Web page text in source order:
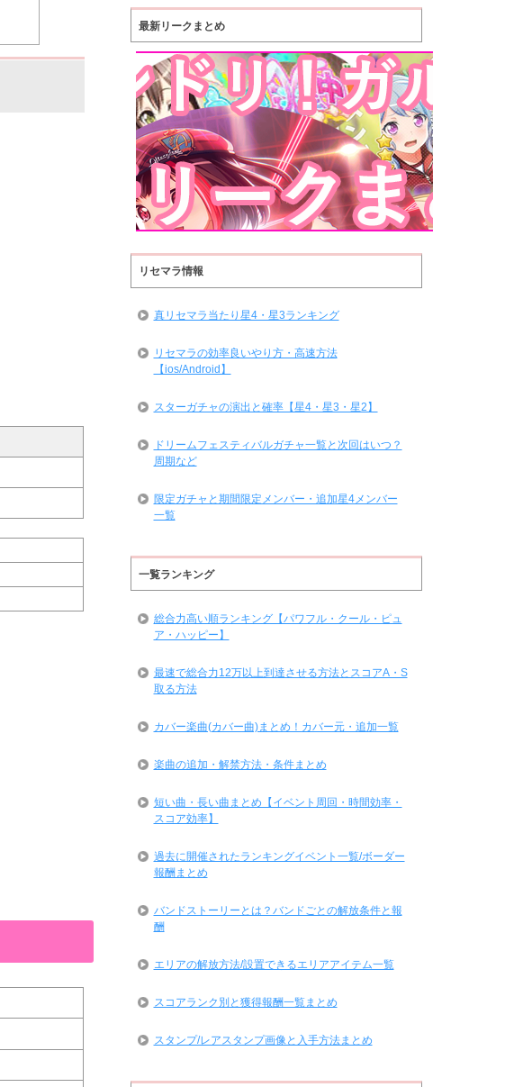
最新リークまとめ
リセマラ情報
真リセマラ当たり星4・星3ランキング
リセマラの効率良いやり方・高速方法
【ios/Android】
スターガチャの演出と確率【星4・星3・星2】
ドリームフェスティバルガチャ一覧と次回はいつ？
周期など
限定ガチャと期間限定メンバー・追加星4メンバー
一覧
一覧ランキング
総合力高い順ランキング【パワフル・クール・ピュ
ア・ハッピー】
最速で総合力12万以上到達させる方法とスコアA・S
取る方法
カバー楽曲(カバー曲)まとめ！カバー元・追加一覧
楽曲の追加・解禁方法・条件まとめ
短い曲・長い曲まとめ【イベント周回・時間効率・
スコア効率】
過去に開催されたランキングイベント一覧/ボーダー
報酬まとめ
バンドストーリーとは？バンドごとの解放条件と報
酬
エリアの解放方法/設置できるエリアアイテム一覧
スコアランク別と獲得報酬一覧まとめ
スタンプ/レアスタンプ画像と入手方法まとめ